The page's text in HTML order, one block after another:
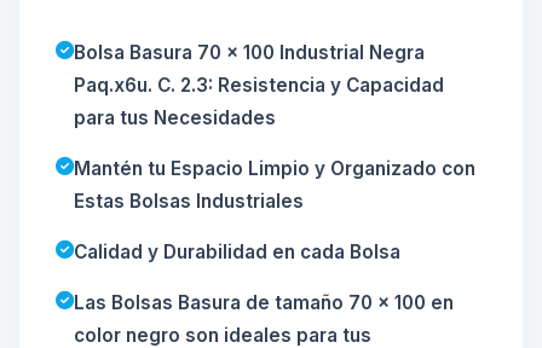
Bolsa Basura 70 x 100 Industrial Negra
Paq.x6u. C. 2.3: Resistencia y Capacidad
para tus Necesidades
Mantén tu Espacio Limpio y Organizado con
Estas Bolsas Industriales
Calidad y Durabilidad en cada Bolsa
Las Bolsas Basura de tamaño 70 x 100 en
color negro son ideales para tus